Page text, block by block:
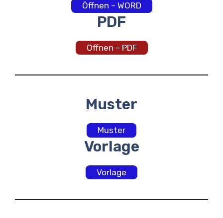
Öffnen – WORD
PDF
Öffnen – PDF
Muster
Muster
Vorlage
Vorlage